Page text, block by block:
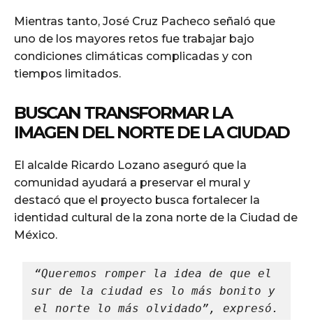
Mientras tanto, José Cruz Pacheco señaló que
uno de los mayores retos fue trabajar bajo
condiciones climáticas complicadas y con
tiempos limitados.
BUSCAN TRANSFORMAR LA
IMAGEN DEL NORTE DE LA CIUDAD
El alcalde Ricardo Lozano aseguró que la
comunidad ayudará a preservar el mural y
destacó que el proyecto busca fortalecer la
identidad cultural de la zona norte de la Ciudad de
México.
“Queremos romper la idea de que el
sur de la ciudad es lo más bonito y
el norte lo más olvidado”, expresó.